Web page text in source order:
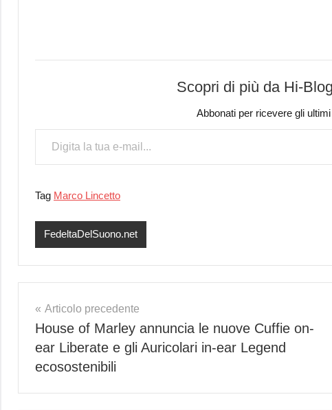
Scopri di più da Hi-
Abbonati per ricevere gli
Digita la tua e-mail...
Tag Marco Lincetto
FedeltaDelSuono.net
Navigazione
articoli
Articolo precedente
House of Marley annuncia le nuove Cuffie on-
ear Liberate e gli Auricolari in-ear Legend
ecosostenibili